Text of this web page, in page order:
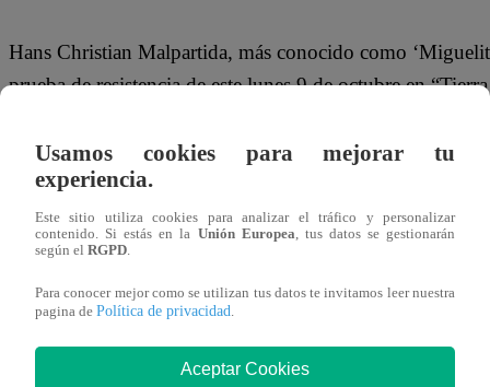
Hans Christian Malpartida, más conocido como
prueba de resistencia de este lunes 9 de octubre en
Tras ganar el reto, Miguelito brindó algunas palabras
lo puedo creer aún. Sé que mis compañeros son
Mira el momento completo de “Tierra Brava” dándole
Usamos cookies para mejorar tu
experiencia.
Este sitio utiliza cookies para analizar el tráfico y personalizar
contenido. Si estás en la Unión Europea , tus datos se gestionarán
según el RGPD
Para conocer mejor como se utilizan tus datos te invitamos leer nuestra
pagina de Política de privacidad
Aceptar Cookies